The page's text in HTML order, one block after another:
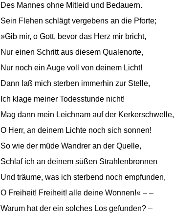
Des Mannes ohne Mitleid und Bedauern.
Sein Flehen schlägt vergebens an die Pforte;
»Gib mir, o Gott, bevor das Herz mir bricht,
Nur einen Schritt aus diesem Qualenorte,
Nur noch ein Auge voll von deinem Licht!
Dann laß mich sterben immerhin zur Stelle,
Ich klage meiner Todesstunde nicht!
Mag dann mein Leichnam auf der Kerkerschwelle,
O Herr, an deinem Lichte noch sich sonnen!
So wie der müde Wandrer an der Quelle,
Schlaf ich an deinem süßen Strahlenbronnen
Und träume, was ich sterbend noch empfunden,
O Freiheit! Freiheit! alle deine Wonnen!« – –
Warum hat der ein solches Los gefunden? –